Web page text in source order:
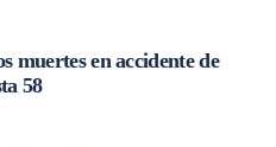
muertes en accidente de
58